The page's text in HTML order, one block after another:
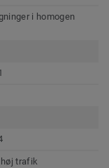
i homogen
trafik